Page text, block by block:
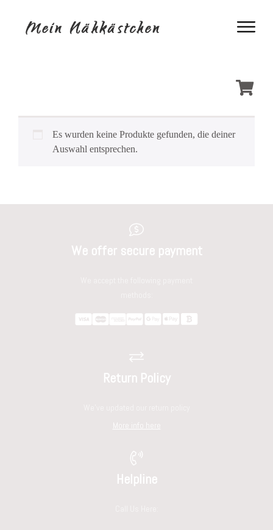
Es wurden keine Produkte gefunden, die deiner
Auswahl entsprechen.
We offer secure payment
Return Policy
More info here
Helpline